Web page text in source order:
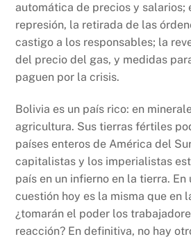
automática de precios y salarios;
represión, la retirada de las
castigo a los responsables; la
del precio del gas, y medidas
paguen por la crisis.
Bolivia es un país rico: en
agricultura. Sus tierras fértiles
países enteros de América del
capitalistas y los imperialistas
país en un infierno en la tierra.
cuestión hoy es la misma que en
¿tomarán el poder los
reacción? En definitiva, no hay